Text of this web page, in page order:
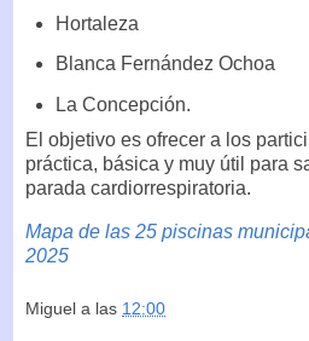
Hortaleza
Blanca Fernández Ochoa
La Concepción.
El objetivo es ofrecer a los
práctica, básica y muy útil para
parada cardiorrespiratoria.
Mapa de las 25 piscinas
2025
Miguel a las 12:00